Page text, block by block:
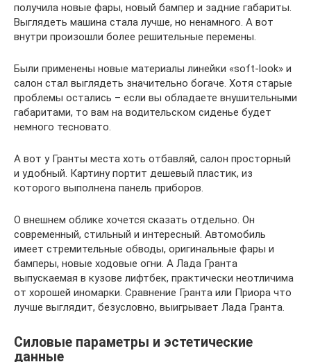
получила новые фары, новый бампер и задние габариты.
Выглядеть машина стала лучше, но ненамного. А вот
внутри произошли более решительные перемены.
Были применены новые материалы линейки «soft-look» и
салон стал выглядеть значительно богаче. Хотя старые
проблемы остались – если вы обладаете внушительными
габаритами, то вам на водительском сиденье будет
немного тесновато.
А вот у Гранты места хоть отбавляй, салон просторный
и удобный. Картину портит дешевый пластик, из
которого выполнена панель приборов.
О внешнем облике хочется сказать отдельно. Он
современный, стильный и интересный. Автомобиль
имеет стремительные обводы, оригинальные фары и
бамперы, новые ходовые огни. А Лада Гранта
выпускаемая в кузове лифтбек, практически неотличима
от хорошей иномарки. Сравнение Гранта или Приора что
лучше выглядит, безусловно, выигрывает Лада Гранта.
Силовые параметры и эстетические
данные